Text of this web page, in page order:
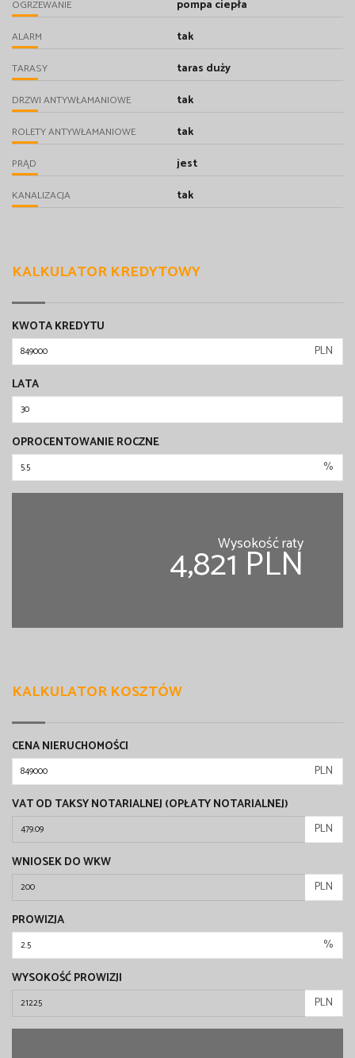
OGRZEWANIE pompa ciepła
ALARM tak
TARASY taras duży
DRZWI ANTYWŁAMANIOWE tak
ROLETY ANTYWŁAMANIOWE tak
PRĄD jest
KANALIZACJA tak
KALKULATOR KREDYTOWY
KWOTA KREDYTU
PLN
LATA
OPROCENTOWANIE ROCZNE
%
Wysokość raty
4,821 PLN
KALKULATOR KOSZTÓW
CENA NIERUCHOMOŚCI
PLN
VAT OD TAKSY NOTARIALNEJ (OPŁATY NOTARIALNEJ)
PLN
WNIOSEK DO WKW
PLN
PROWIZJA
%
WYSOKOŚĆ PROWIZJI
PLN